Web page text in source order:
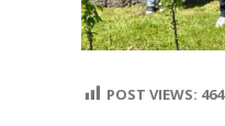
POST VIEWS: 464